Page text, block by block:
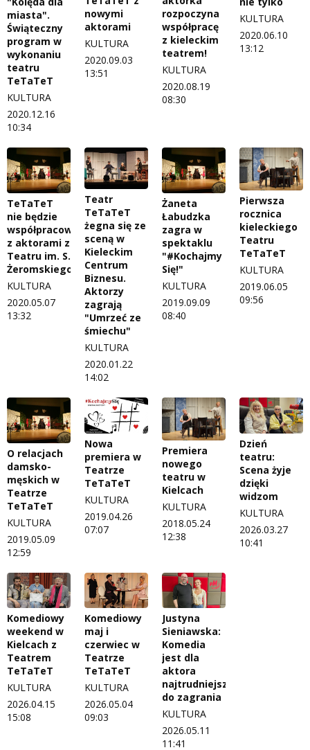
miasta".
Świąteczny
program w
wykonaniu
teatru
TeTaTeT
KULTURA
2020.12.16
10:34
nowymi
aktorami
KULTURA
2020.09.03
13:51
rozpoczyna
współpracę
z kieleckim
teatrem!
KULTURA
2020.08.19
08:30
KULTURA
2020.06.10
13:12
TeTaTeT
nie będzie
współpracował
z aktorami z
Teatru im. S.
Żeromskiego
KULTURA
2020.05.07
13:32
Teatr
TeTaTeT
żegna się ze
sceną w
Kieleckim
Centrum
Biznesu.
Aktorzy
zagrają
"Umrzeć ze
śmiechu"
KULTURA
2020.01.22
14:02
Żaneta
Łabudzka
zagra w
spektaklu
"#Kochajmy
Się!"
KULTURA
2019.09.09
08:40
Pierwsza
rocznica
kieleckiego
Teatru
TeTaTeT
KULTURA
2019.06.05
09:56
O relacjach
damsko-
męskich w
Teatrze
TeTaTeT
KULTURA
2019.05.09
12:59
Nowa
premiera w
Teatrze
TeTaTeT
KULTURA
2019.04.26
07:07
Premiera
nowego
teatru w
Kielcach
KULTURA
2018.05.24
12:38
Dzień
teatru:
Scena żyje
dzięki
widzom
KULTURA
2026.03.27
10:41
Komediowy
weekend w
Kielcach z
Teatrem
TeTaTeT
KULTURA
2026.04.15
15:08
Komediowy
maj i
czerwiec w
Teatrze
TeTaTeT
KULTURA
2026.05.04
09:03
Justyna
Sieniawska:
Komedia
jest dla
aktora
najtrudniejsza
do zagrania
KULTURA
2026.05.11
11:41